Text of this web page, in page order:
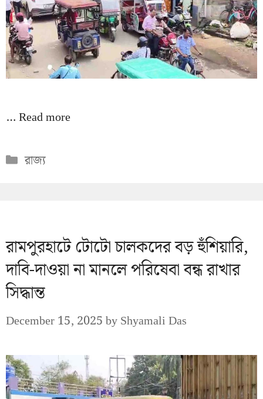
…Read more
Categories
রাজ্য
রামপুরহাটে টোটো চালকদের বড় হুঁশিয়ারি,
দাবি-দাওয়া না মানলে পরিষেবা বন্ধ রাখার
সিদ্ধান্ত
December 15, 2025byShyamali Das